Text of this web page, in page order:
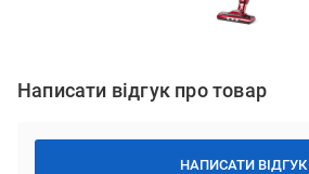
Написати відгук про товар
НАПИСАТИ ВІДГУК